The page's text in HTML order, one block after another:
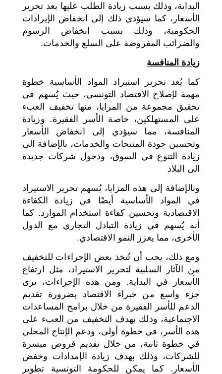
البداية، وذلك بسبب زيادة الطلب عليها بعد تحرير
الأسعار، كما سيؤدي ذلك إلى انخفاض الإيرادات
الحكومية، وذلك بسبب انخفاض الرسوم
والضرائب المفروضة على السلع والخدمات.
زيادة المنافسة
كما يُعد تحرير استيراد المواد الأساسية خطوة
مهمة لإصلاح الاقتصاد التونسي، حيث يُسهم في
تحقيق مجموعة من المزايا، منها تخفيف العبء
على المستهلكين، خاصة الأسر الفقيرة. وزيادة
المنافسة، مما سيؤدي إلى انخفاض الأسعار
وتحسين جودة المنتجات والخدمات، بالإضافة الى
زيادة التنوع في السوق، ودخول شركات جديدة
الى البلاد
وبالإضافة إلى هذه المزايا، يُسهم تحرير الاستيراد
في المواد الأساسية أيضًا في زيادة الكفاءة
الاقتصادية وتحسين كفاءة استخدام الموارد. كما
أنه يُسهم في زيادة التبادل التجاري مع الدول
الأخرى، مما يعزز النمو الاقتصادي.
ومع ذلك، يجب أن تُتخذ بعض الإجراءات للتخفيف
من الآثار السلبية لتحرير الاستيراد، مثل ارتفاع
الأسعار في البداية. ومن هذه الإجراءات، يرى
جزء واسع من خبراء الاقتصاد بضرورة تقديم
الدعم للأسر الفقيرة من خلال برامج المساعدات
الاجتماعية، وذلك بهدف التخفيف من العبء على
هذه الأسر، في خطوة أولى، ودعم الإنتاج المحلي
في خطوة ثانية، من خلال تقديم قروض ميسرة
للشركات، وذلك بهدف زيادة الإمدادات وخفض
الأسعار. كما يمكن للحكومة التونسية تطوير